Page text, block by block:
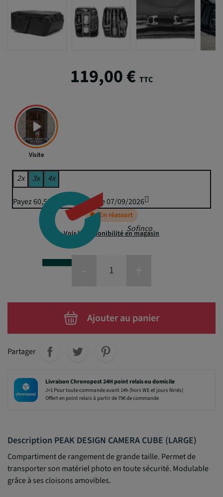
119,00 € TTC
Visite
Sofinco
2x 3x 4x
Payez 60,52 € puis 59,50 € le 07/09/2026
En réassort
Voir la disponibilité en magasin
Ajouter au panier
Partager
Livraison Chronopost 24H point relais ou domicile
J+1 Pour toute commande avant 14h (hors WE et jours fériés)
Offert en point relais à partir de 79€ de commande
Description PEAK DESIGN CAMERA CUBE (LARGE)
Compartiment de rangement de grande taille. Permet de
transporter son matériel photo en toute sécurité. Modulable
grâce à ses cloisons amovibles.